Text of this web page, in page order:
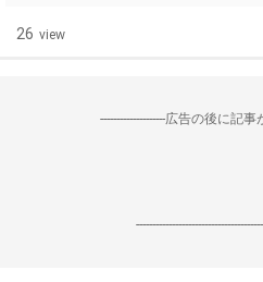
26 view
--------------------広告の後に記事